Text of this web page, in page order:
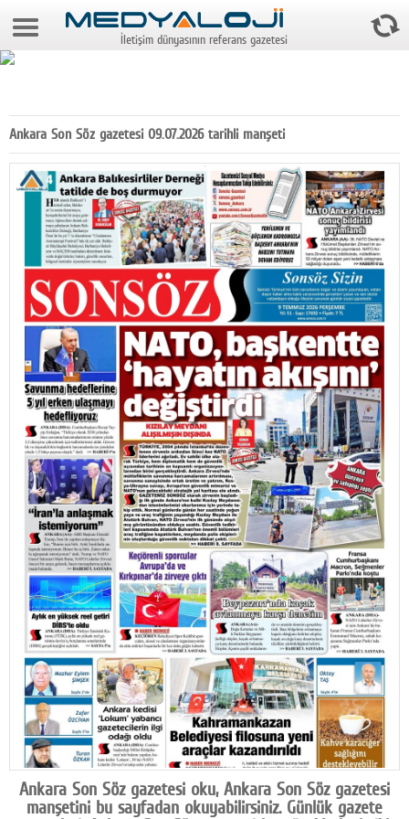
9 Ağustos 2026 7:51:48
Gazeteler
Medya
Reyting-tiraj
Teknoloji
Televizyon
Dünya
Pr
Facebook
Diziler
Karikatür
Youtube
Polemik
Reklam
Yazarlar
Künye
SOSYAL MEDYA
Facebook
Twitter
İletişim dünyasının referans gazetesi
Ankara Son Söz gazetesi 09.07.2026 tarihli manşeti
Ankara Son Söz gazetesi oku, Ankara Son Söz gazetesi
manşetini bu sayfadan okuyabilirsiniz. Günlük gazete